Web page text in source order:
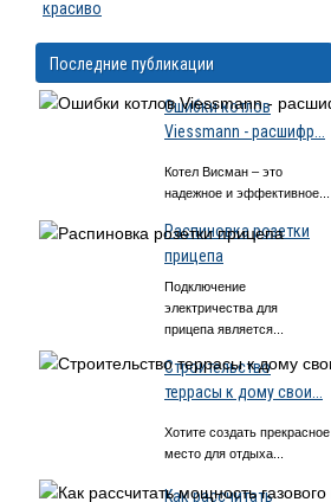
красиво
Последние публикации
Ошибки котлов
Viessmann - расшифр...
Котел Висман – это
надежное и эффективное...
Распиновка розетки
прицепа
Подключение
электричества для
прицепа является...
Строительство
террасы к дому свои...
Хотите создать прекрасное
место для отдыха...
Как рассчитать